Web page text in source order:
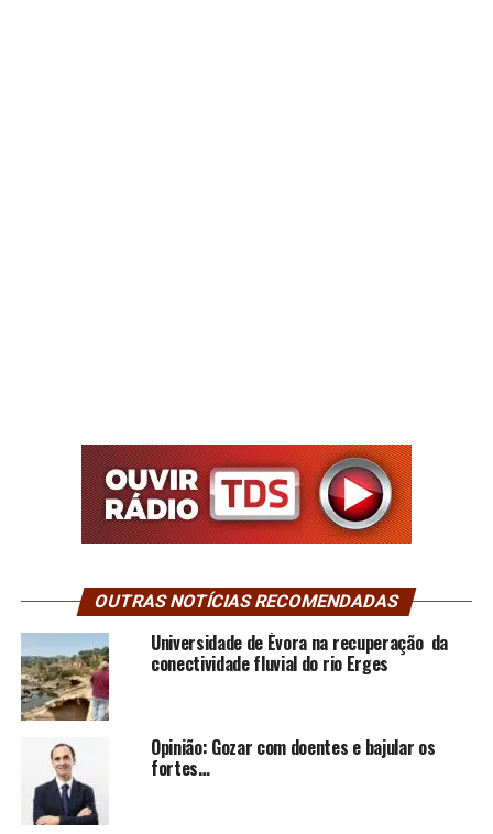
OUTRAS NOTÍCIAS RECOMENDADAS
Universidade de Évora na recuperação da
conectividade fluvial do rio Erges
Opinião: Gozar com doentes e bajular os
fortes…